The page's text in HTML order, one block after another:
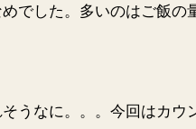
でした。多いのはご飯
うなに。。。今回はカウ